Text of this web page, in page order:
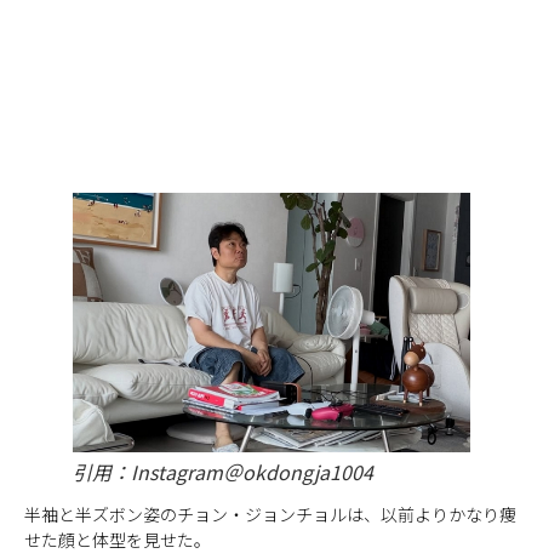
引用：Instagram＠okdongja1004
半袖と半ズボン姿のチョン・ジョンチョルは、以前よりかなり痩
せた顔と体型を見せた。